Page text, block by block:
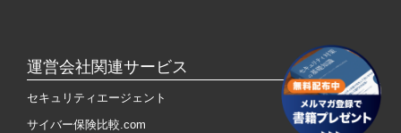
運営会社関連サービス
セキュリティエージェント
サイバー保険比較.com